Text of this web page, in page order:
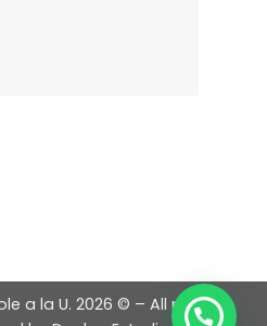
a la U. 2026 © – All rights